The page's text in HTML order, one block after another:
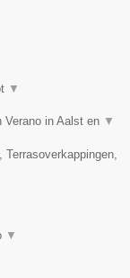
▼
Verano in Aalst en ▼
▼